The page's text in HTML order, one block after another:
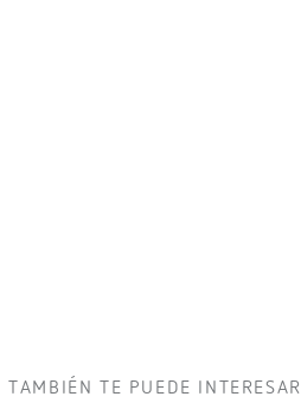
TAMBIÉN TE PUEDE INTERESAR